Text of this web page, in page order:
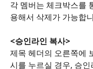
각 멤버는 체크박스를
용해서 삭제가 가능합
<승인라인 복사>
제목 헤더의 오른쪽에
시를 누르실 경우, 승